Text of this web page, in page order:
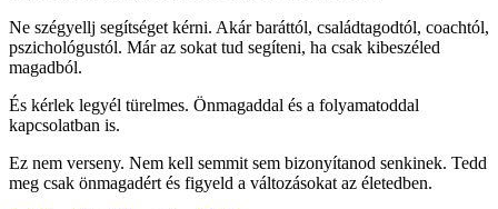
Ne szégyellj segítséget kérni. Akár baráttól, családtagodtól, coachtól,
pszichológustól. Már az sokat tud segíteni, ha csak kibeszéled
magadból.
És kérlek legyél türelmes. Önmagaddal és a folyamatoddal
kapcsolatban is.
Ez nem verseny. Nem kell semmit sem bizonyítanod senkinek. Tedd
meg csak önmagadért és figyeld a változásokat az életedben.